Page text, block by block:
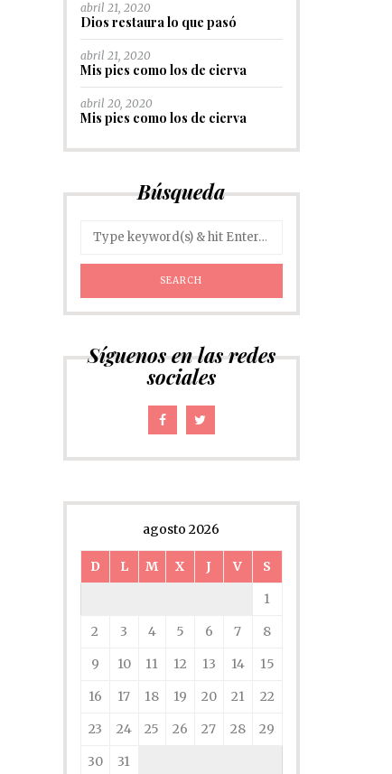
abril 21, 2020
Dios restaura lo que pasó
abril 21, 2020
Mis pies como los de cierva
abril 20, 2020
Mis pies como los de cierva
Búsqueda
Síguenos en las redes
sociales
agosto 2026
D L M X J V
S
1
2
3 4 5 6 7
8
9
10 11 12 13 14
15
16
17 18 19 20 21
22
23
24 25 26 27 28
29
30
31